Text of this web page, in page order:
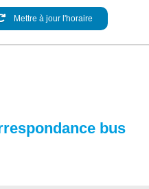
Mettre à jour l'horaire
bus